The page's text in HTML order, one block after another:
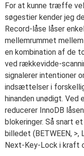
For at kunne træffe
søgestier kender jeg
Record-låse låser
mellemrummet
en kombination af de
ved rækkevidde-
signalerer intentioner
indsættelser i
hinanden unødigt. Ved
reducerer InnoDB
blokeringer. Så snart
billedet (BETWEEN,
Next-Key-Lock i kraft